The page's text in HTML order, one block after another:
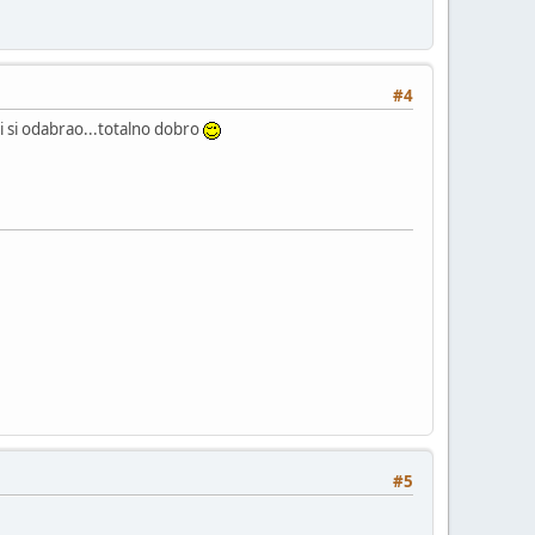
#4
si odabrao...totalno dobro
#5